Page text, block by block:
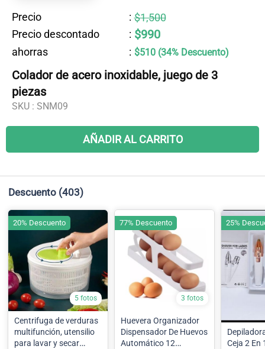
Precio : $1,500
Precio descontado
: $990
ahorras : $510 (34% Descuento)
Colador de acero inoxidable, juego de 3
piezas
SKU : SNM09
AÑADIR AL CARRITO
Descuento (403)
5 fotos
Centrifuga de verduras
multifunción, utensilio
para lavar y secar
20% Descuento
3 fotos
Huevera Organizador
Dispensador De Huevos
Automático 12
77% Descuento
Ceja 2 En
25%